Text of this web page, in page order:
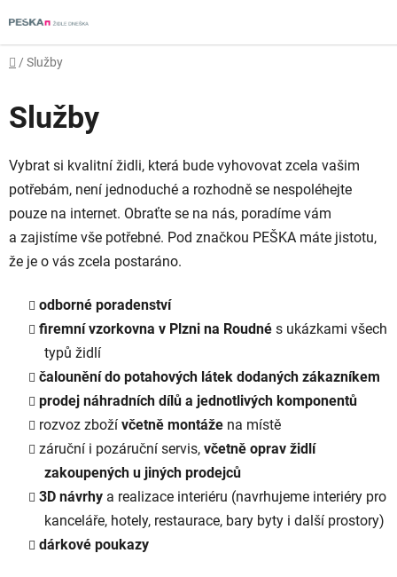
na
obsah
Domů
/ Služby
Služby
Vybrat si kvalitní židli, která bude vyhovovat zcela vašim
potřebám, není jednoduché a rozhodně se nespoléhejte
pouze na internet. Obraťte se na nás, poradíme vám
a zajistíme vše potřebné. Pod značkou PEŠKA máte jistotu,
že je o vás zcela postaráno.
odborné poradenství
firemní vzorkovna v Plzni na Roudné s ukázkami všech
typů židlí
čalounění do potahových látek dodaných zákazníkem
prodej náhradních dílů a jednotlivých komponentů
rozvoz zboží včetně montáže na místě
záruční i pozáruční servis, včetně oprav židlí
zakoupených u jiných prodejců
3D návrhy a realizace interiéru (navrhujeme interiéry pro
kanceláře, hotely, restaurace, bary byty i další prostory)
dárkové poukazy